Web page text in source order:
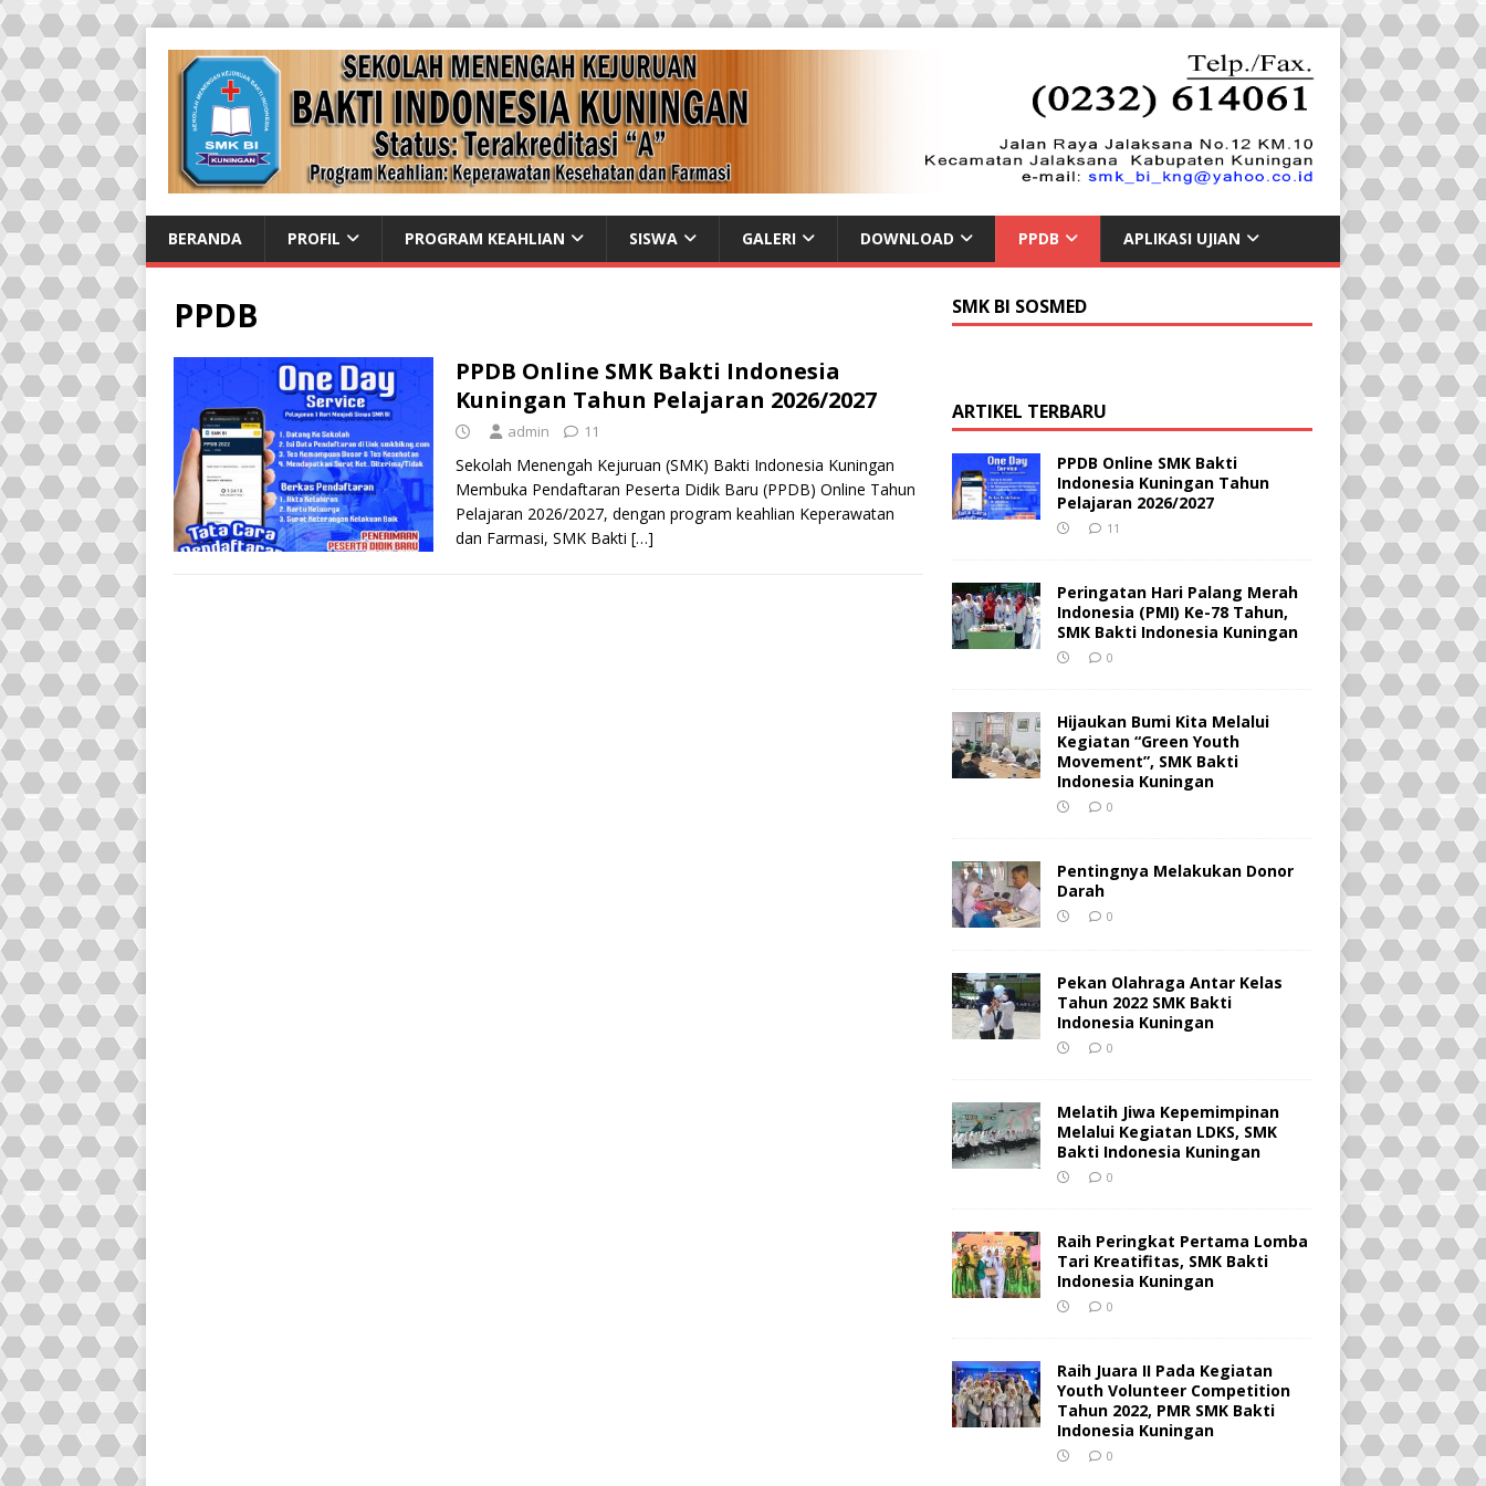
BERANDA PROFIL PROGRAM KEAHLIAN SISWA GALERI DOWNLOAD PPDB APLIKASI UJIAN
PPDB
PPDB Online SMK Bakti Indonesia
Kuningan Tahun Pelajaran 2026/2027
admin 11
Sekolah Menengah Kejuruan (SMK) Bakti Indonesia Kuningan
Membuka Pendaftaran Peserta Didik Baru (PPDB) Online Tahun
Pelajaran 2026/2027, dengan program keahlian Keperawatan
dan Farmasi, SMK Bakti […]
SMK BI SOSMED
ARTIKEL TERBARU
PPDB Online SMK Bakti
Indonesia Kuningan Tahun
Pelajaran 2026/2027
11
Peringatan Hari Palang Merah
Indonesia (PMI) Ke-78 Tahun,
SMK Bakti Indonesia Kuningan
0
Hijaukan Bumi Kita Melalui
Kegiatan “Green Youth
Movement”, SMK Bakti
Indonesia Kuningan
0
Pentingnya Melakukan Donor
Darah
0
Pekan Olahraga Antar Kelas
Tahun 2022 SMK Bakti
Indonesia Kuningan
0
Melatih Jiwa Kepemimpinan
Melalui Kegiatan LDKS, SMK
Bakti Indonesia Kuningan
0
Raih Peringkat Pertama Lomba
Tari Kreatifitas, SMK Bakti
Indonesia Kuningan
0
Raih Juara II Pada Kegiatan
Youth Volunteer Competition
Tahun 2022, PMR SMK Bakti
Indonesia Kuningan
0